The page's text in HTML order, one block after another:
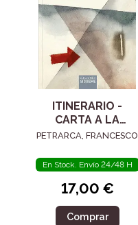
ITINERARIO -
CARTA A LA
POSTERIDAD
PETRARCA, FRANCESCO
En Stock. Envío 24/48 H
17,00 €
Comprar